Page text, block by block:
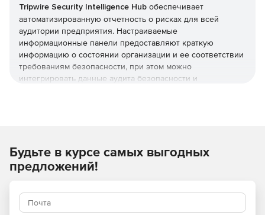
Tripwire Security Intelligence Hub обеспечивает
автоматизированную отчетность о рисках для всей
аудитории предприятия. Настраиваемые
информационные панели предоставляют краткую
информацию о состоянии организации и ее соответствии
требованиям безопасности, при этом можно
интегрировать данные аудита безопасности и
руководителей, аудиторов, ИТ-отдел и группы
безопасности. Можно автоматизировать создание и
распространение отчетов вручную, чтобы нужные
Основные возможности:
Будьте в курсе самых выгодных
предложений!